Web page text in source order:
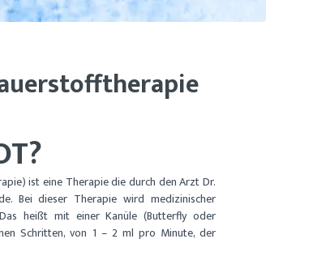
ist eine Therapie die durch den Arzt Dr.
Bei dieser Therapie wird medizinischer
heißt mit einer Kanüle (Butterfly oder
Schritten, von 1 – 2 ml pro Minute, der